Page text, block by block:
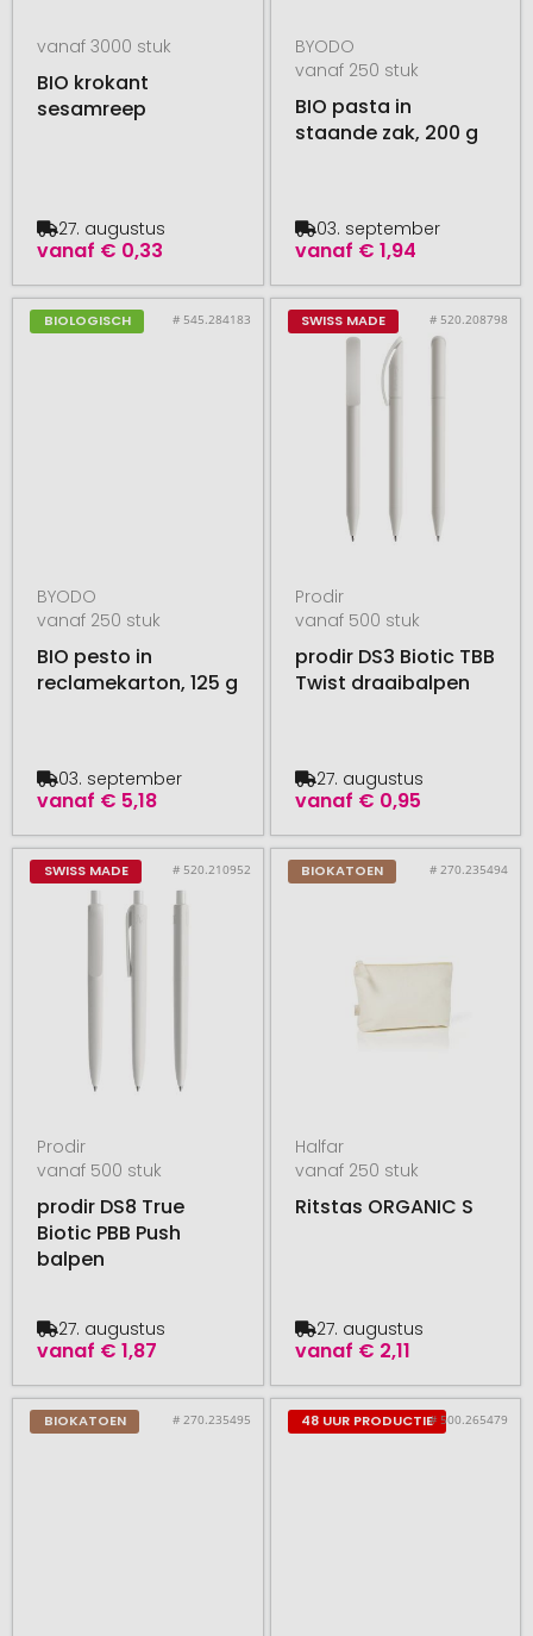
vanaf 3000 stuk
BIO krokant
sesamreep
vanaf € 0,33
27. augustus
BYODO
vanaf 250 stuk
BIO pasta in
staande zak, 200 g
vanaf € 1,94
03. september
BIOLOGISCH # 545.284183
BYODO
vanaf 250 stuk
BIO pesto in
reclamekarton, 125 g
vanaf € 5,18
03. september
SWISS MADE # 520.208798
Prodir
vanaf 500 stuk
prodir DS3 Biotic TBB
Twist draaibalpen
vanaf € 0,95
27. augustus
SWISS MADE # 520.210952
Prodir
vanaf 500 stuk
prodir DS8 True
Biotic PBB Push
balpen
vanaf € 1,87
27. augustus
BIOKATOEN # 270.235494
Halfar
vanaf 250 stuk
Ritstas ORGANIC S
vanaf € 2,11
27. augustus
BIOKATOEN # 270.235495 48 UUR PRODUCTIE# 500.265479